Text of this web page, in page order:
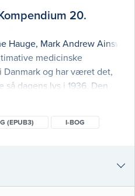
20.
Hauge, Mark Andrew
medicinske
og har været det,
så dagens lys i 1936. Den
Bøgerne er til den
Aarhus, Odense og
(EPUB3) I-BOG